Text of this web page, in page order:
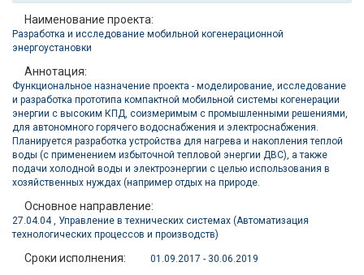
Наименование проекта:
Разработка и исследование мобильной когенерационной
энергоустановки
Аннотация:
Функциональное назначение проекта - моделирование, исследование
и разработка прототипа компактной мобильной системы когенерации
энергии с высоким КПД, соизмеримым с промышленными решениями,
для автономного горячего водоснабжения и электроснабжения.
Планируется разработка устройства для нагрева и накопления теплой
воды (с применением избыточной тепловой энергии ДВС), а также
подачи холодной воды и электроэнергии с целью использования в
хозяйственных нуждах (например отдых на природе.
Основное направление:
27.04.04 , Управление в технических системах (Автоматизация
технологических процессов и производств)
Сроки исполнения: 01.09.2017 - 30.06.2019